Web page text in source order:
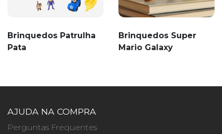
Brinquedos Patrulha
Pata
Brinquedos Super
Mario Galaxy
AJUDA NA COMPRA
Perguntas Frequentes